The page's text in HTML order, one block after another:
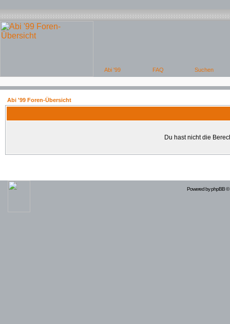
Abi '99 Foren-Übersicht
Du hast nicht die
Powered byphpBB©